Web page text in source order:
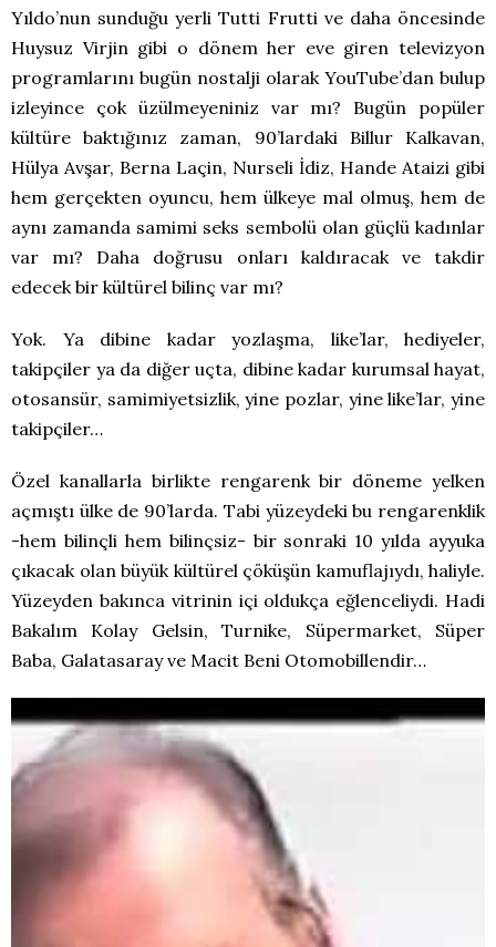
Yıldo’nun sunduğu yerli Tutti Frutti ve daha öncesinde
Huysuz Virjin gibi o dönem her eve giren televizyon
programlarını bugün nostalji olarak YouTube’dan bulup
izleyince çok üzülmeyeniniz var mı? Bugün popüler
kültüre baktığınız zaman, 90’lardaki Billur Kalkavan,
Hülya Avşar, Berna Laçin, Nurseli İdiz, Hande Ataizi gibi
hem gerçekten oyuncu, hem ülkeye mal olmuş, hem de
aynı zamanda samimi seks sembolü olan güçlü kadınlar
var mı? Daha doğrusu onları kaldıracak ve takdir
edecek bir kültürel bilinç var mı?
Yok. Ya dibine kadar yozlaşma, like’lar, hediyeler,
takipçiler ya da diğer uçta, dibine kadar kurumsal hayat,
otosansür, samimiyetsizlik, yine pozlar, yine like’lar, yine
takipçiler…
Özel kanallarla birlikte rengarenk bir döneme yelken
açmıştı ülke de 90’larda. Tabi yüzeydeki bu rengarenklik
-hem bilinçli hem bilinçsiz- bir sonraki 10 yılda ayyuka
çıkacak olan büyük kültürel çöküşün kamuflajıydı, haliyle.
Yüzeyden bakınca vitrinin içi oldukça eğlenceliydi. Hadi
Bakalım Kolay Gelsin, Turnike, Süpermarket, Süper
Baba, Galatasaray ve Macit Beni Otomobillendir…